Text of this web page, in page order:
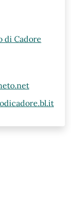
di Cadore